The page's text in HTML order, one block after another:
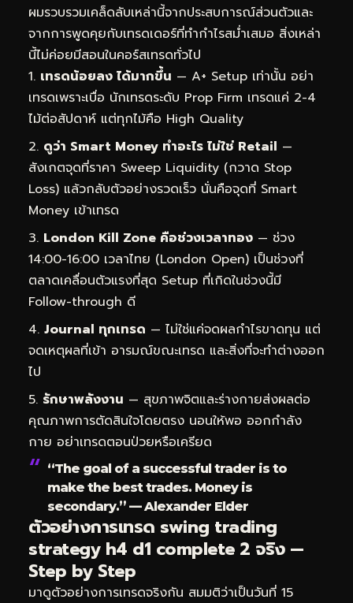
ผมรวบรวมเคล็ดลับเหล่านี้จากประสบการณ์ส่วนตัวและ
จากการพูดคุยกับเทรดเดอร์ที่ทำกำไรสม่ำเสมอ สิ่งเหล่า
นี้ไม่ค่อยมีสอนในคอร์สเทรดทั่วไป
เทรดน้อยลง ได้มากขึ้น — A+ Setup เท่านั้น อย่า
เทรดเพราะเบื่อ นักเทรดระดับ Prop Firm เทรดแค่ 2-4
ไม้ต่อสัปดาห์ แต่ทุกไม้คือ High Quality
ดูว่า Smart Money ทำอะไร ไม่ใช่ Retail —
สังเกตจุดที่ราคา Sweep Liquidity (กวาด Stop
Loss) แล้วกลับตัวอย่างรวดเร็ว นั่นคือจุดที่ Smart
Money เข้าเทรด
London Kill Zone คือช่วงเวลาทอง — ช่วง
14:00-16:00 เวลาไทย (London Open) เป็นช่วงที่
ตลาดเคลื่อนตัวแรงที่สุด Setup ที่เกิดในช่วงนี้มี
Follow-through ดี
Journal ทุกเทรด — ไม่ใช่แค่จดผลกำไรขาดทุน แต่
จดเหตุผลที่เข้า อารมณ์ขณะเทรด และสิ่งที่จะทำต่างออก
ไป
รักษาพลังงาน — สุขภาพจิตและร่างกายส่งผลต่อ
คุณภาพการตัดสินใจโดยตรง นอนให้พอ ออกกำลัง
กาย อย่าเทรดตอนป่วยหรือเครียด
“The goal of a successful trader is to
make the best trades. Money is
secondary.” — Alexander Elder
ตัวอย่างการเทรด swing trading
strategy h4 d1 complete 2 จริง —
Step by Step
มาดูตัวอย่างการเทรดจริงกัน สมมติว่าเป็นวันที่ 15